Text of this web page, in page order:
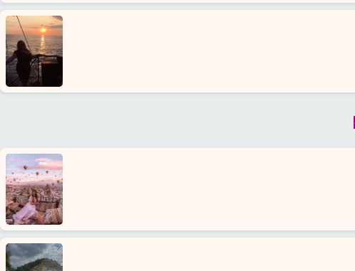
O
nas
Usługi
Polityka
Prywatności
Skontaktuj